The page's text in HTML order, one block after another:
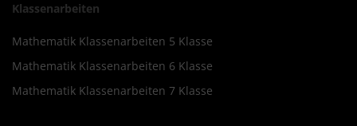
Klassenarbeiten
Mathematik Klassenarbeiten 5 Klasse
Mathematik Klassenarbeiten 6 Klasse
Mathematik Klassenarbeiten 7 Klasse